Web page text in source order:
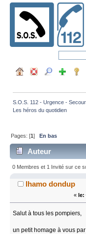
S.O.S. 112 - Urgence -
Les héros du quotidien
Pages: [1]En bas
Auteur
quotidien (Lu 6738
0 Membres et 1 Invité sur ce
lhamo dondup
« le:
Salut à tous les pompiers,
un petit homage à vous